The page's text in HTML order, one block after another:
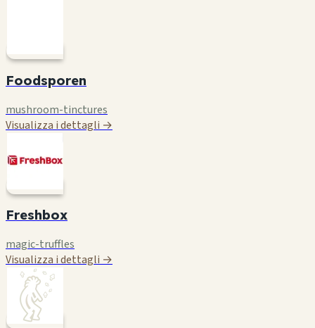
Foodsporen
mushroom-tinctures
Visualizza i dettagli →
Freshbox
magic-truffles
Visualizza i dettagli →